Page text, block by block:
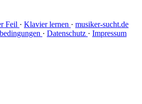
Feil · Klavier lernen · musiker-sucht.de
· Datenschutz · Impressum